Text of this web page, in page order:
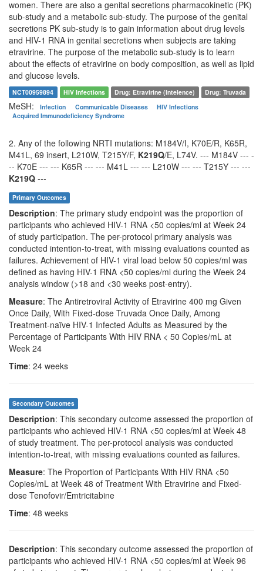
women. There are also a genital secretions pharmacokinetic (PK)
sub-study and a metabolic sub-study. The purpose of the genital
secretions PK sub-study is to gain information about drug levels
and HIV-1 RNA in genital secretions when subjects are taking
etravirine. The purpose of the metabolic sub-study is to learn
about the effects of etravirine on body composition, as well as lipid
and glucose levels.
NCT00959894 HIV Infections Drug: Etravirine (Intelence) Drug: Truvada
MeSH: Infection Communicable Diseases
HIV Infections
Acquired Immunodeficiency Syndrome
2. Any of the following NRTI mutations: M184V/I, K70E/R, K65R,
M41L, 69 insert, L210W, T215Y/F, K219Q/E, L74V. --- M184V --- -
-- K70E --- --- K65R --- --- M41L --- --- L210W --- --- T215Y --- ---
K219Q ---
Primary Outcomes
Description: The primary study endpoint was the proportion of
participants who achieved HIV-1 RNA <50 copies/ml at Week 24
of study participation. The per-protocol primary analysis was
conducted intention-to-treat, with missing evaluations counted as
failures. Achievement of HIV-1 viral load below 50 copies/ml was
defined as having HIV-1 RNA <50 copies/ml during the Week 24
analysis window (>18 and <30 weeks post-entry).
Measure: The Antiretroviral Activity of Etravirine 400 mg Given
Once Daily, With Fixed-dose Truvada Once Daily, Among
Treatment-naïve HIV-1 Infected Adults as Measured by the
Percentage of Participants With HIV RNA < 50 Copies/mL at
Week 24
Time: 24 weeks
Secondary Outcomes
Description: This secondary outcome assessed the proportion of
participants who achieved HIV-1 RNA <50 copies/ml at Week 48
of study treatment. The per-protocol analysis was conducted
intention-to-treat, with missing evaluations counted as failures.
Measure: The Proportion of Participants With HIV RNA <50
Copies/mL at Week 48 of Treatment With Etravirine and Fixed-
dose Tenofovir/Emtricitabine
Time: 48 weeks
Description: This secondary outcome assessed the proportion of
participants who achieved HIV-1 RNA <50 copies/ml at Week 96